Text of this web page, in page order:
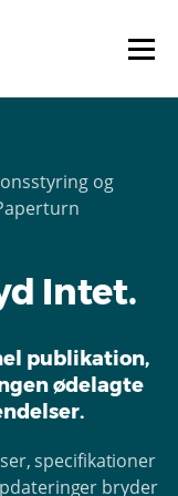
Intet.
publikation,
ødelagte
specifikationer
bryder